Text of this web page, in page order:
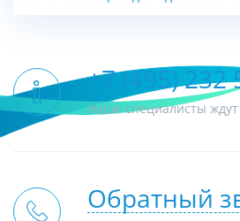
+7 (495) 232
Наши специалисты ждут
Обратный